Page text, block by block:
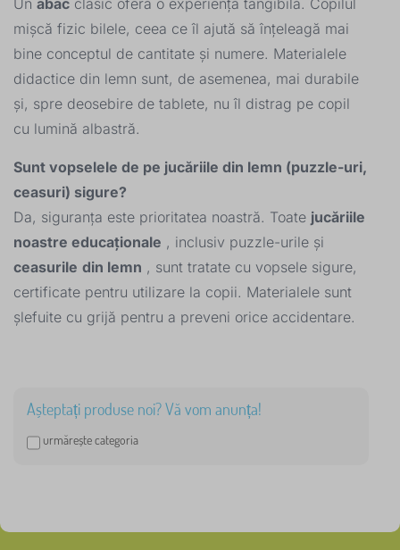
Un abac clasic oferă o experiență tangibilă. Copilul
mișcă fizic bilele, ceea ce îl ajută să înțeleagă mai
bine conceptul de cantitate și numere. Materialele
didactice din lemn sunt, de asemenea, mai durabile
și, spre deosebire de tablete, nu îl distrag pe copil
cu lumină albastră.
Sunt vopselele de pe jucăriile din lemn (puzzle-uri,
ceasuri) sigure?
Da, siguranța este prioritatea noastră. Toate jucăriile
noastre educaționale , inclusiv puzzle-urile și
ceasurile din lemn , sunt tratate cu vopsele sigure,
certificate pentru utilizare la copii. Materialele sunt
șlefuite cu grijă pentru a preveni orice accidentare.
Așteptați produse noi? Vă vom anunța!
urmărește categoria